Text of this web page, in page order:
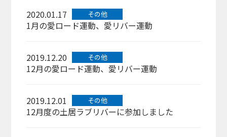
2020.01.17 その他
1月の愛ロード運動、愛リバー運動
2019.12.20 その他
12月の愛ロード運動、愛リバー運動
2019.12.01 その他
12月度の土居ラブリバーに参加しました